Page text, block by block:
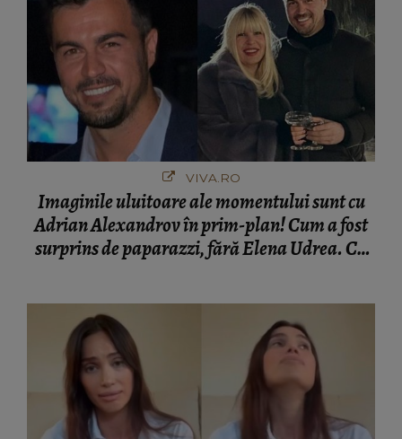
VIVA.RO
Imaginile uluitoare ale momentului sunt cu
Adrian Alexandrov în prim-plan! Cum a fost
surprins de paparazzi, fără Elena Udrea. Cu